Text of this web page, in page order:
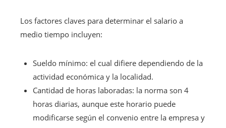
Los factores claves para determinar el salario a
medio tiempo incluyen:
Sueldo mínimo: el cual difiere dependiendo de la
actividad económica y la localidad.
Cantidad de horas laboradas: la norma son 4
horas diarias, aunque este horario puede
modificarse según el convenio entre la empresa y